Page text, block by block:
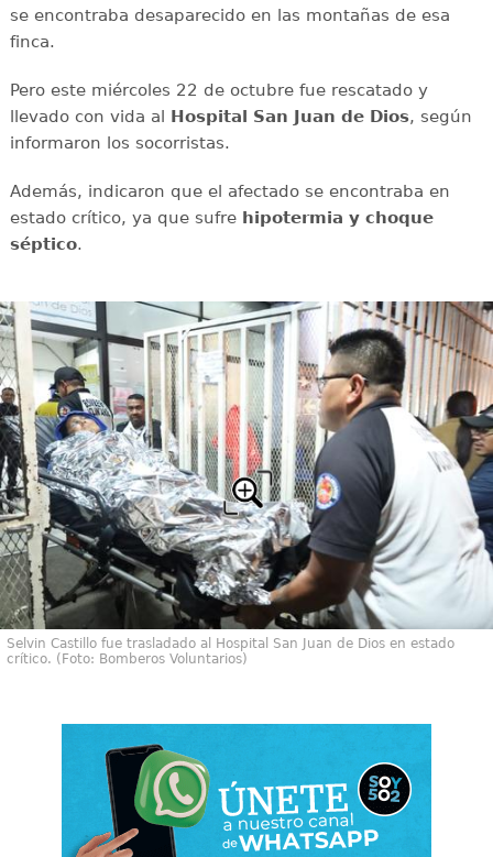
se encontraba desaparecido en las montañas de esa
finca.
Pero este miércoles 22 de octubre fue rescatado y
llevado con vida al Hospital San Juan de Dios, según
informaron los socorristas.
Además, indicaron que el afectado se encontraba en
estado crítico, ya que sufre hipotermia y choque
séptico.
Selvin Castillo fue trasladado al Hospital San Juan de Dios en estado
crítico. (Foto: Bomberos Voluntarios)